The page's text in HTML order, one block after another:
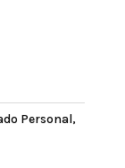
Personal,